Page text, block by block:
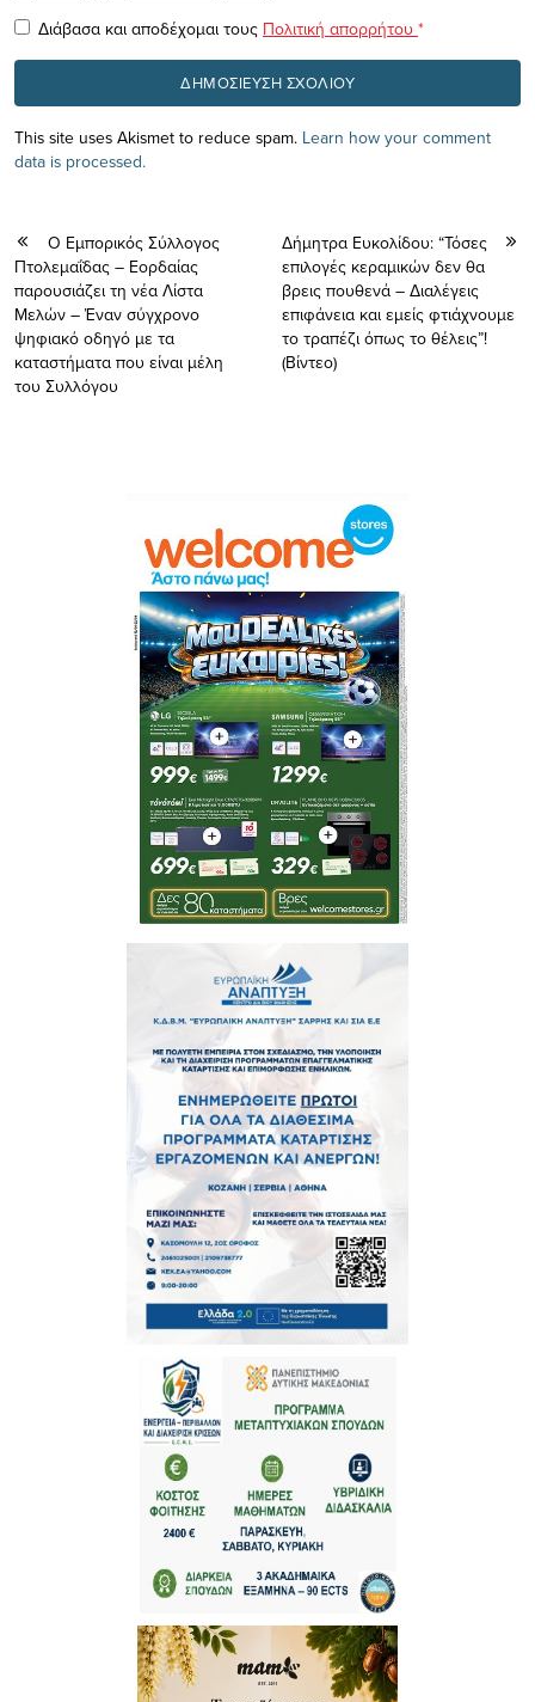
Διάβασα και αποδέχομαι τους Πολιτική απορρήτου *
This site uses Akismet to reduce spam. Learn how your comment
data is processed.
Ο Εμπορικός Σύλλογος
Πτολεμαΐδας – Εορδαίας
παρουσιάζει τη νέα Λίστα
Μελών – Έναν σύγχρονο
ψηφιακό οδηγό με τα
καταστήματα που είναι μέλη
του Συλλόγου
Δήμητρα Ευκολίδου: “Τόσες
επιλογές κεραμικών δεν θα
βρεις πουθενά – Διαλέγεις
επιφάνεια και εμείς φτιάχνουμε
το τραπέζι όπως το θέλεις”!
(Βίντεο)